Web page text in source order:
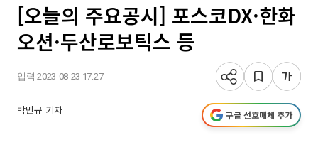
[오늘의 주요공시] 포스코DX·한화
오션·두산로보틱스 등
입력 2023-08-23 17:27
박민규 기자 구글 선호매체 추가